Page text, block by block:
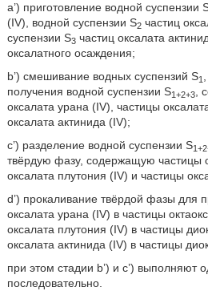
a’) приготовление водной суспензии
(IV), водной суспензии S2частиц
суспензии S3частиц оксалата
оксалатного осаждения;
b’) смешивание водных суспензий S1
получения водной суспензии S1+2+3,
оксалата урана (IV), частицы
оксалата актинида (IV);
c’) разделение водной суспензии S
твёрдую фазу, содержащую частицы
оксалата плутония (IV) и частицы
d’) прокаливание твёрдой фазы для
оксалата урана (IV) в частицы
оксалата плутония (IV) в частицы
оксалата актинида (IV) в частицы
при этом стадии b’) и c’) выполняют
последовательно.